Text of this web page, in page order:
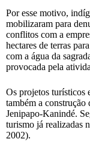
Por esse motivo,
mobilizaram para
conflitos com a
hectares de terras
com a água da
provocada pela
Os projetos turísticos
também a
Jenipapo-Kanindé.
turismo já realizadas
2002).